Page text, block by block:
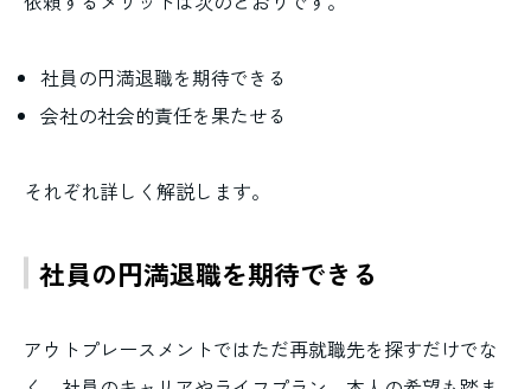
社員の円満退職を期待できる
会社の社会的責任を果たせる
それぞれ詳しく解説します。
社員の円満退職を期待できる
アウトプレースメントではただ再就職先を探すだけでな